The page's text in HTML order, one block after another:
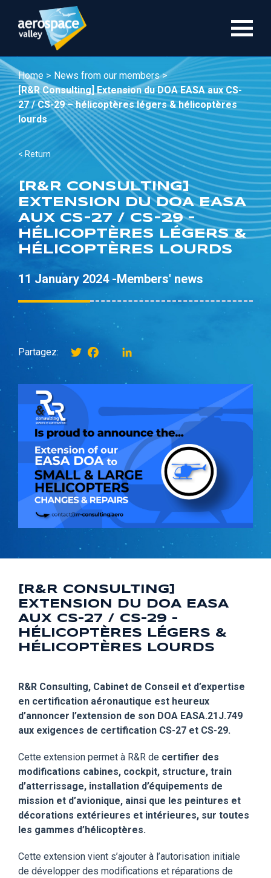
main
Home > News from our members >
[R&R Consulting] Extension du DOA EASA aux CS-
27 / CS-29 – hélicoptères légers & hélicoptères
lourds
< Return
[R&R CONSULTING]
EXTENSION DU DOA EASA
AUX CS-27 / CS-29 –
HÉLICOPTÈRES LÉGERS &
HÉLICOPTÈRES LOURDS
11 January 2024 -Members' news
Partagez: TwitterFacebookinstagram
[R&R CONSULTING]
EXTENSION DU DOA EASA
AUX CS-27 / CS-29 –
HÉLICOPTÈRES LÉGERS &
HÉLICOPTÈRES LOURDS
R&R Consulting, Cabinet de Conseil et d’expertise
en certification aéronautique est heureux
d’annoncer l’extension de son DOA EASA.21J.749
aux exigences de certification CS-27 et CS-29.
Cette extension permet à R&R de certifier des
modifications cabines, cockpit, structure, train
d’atterrissage, installation d’équipements de
mission et d’avionique, ainsi que les peintures et
décorations extérieures et intérieures, sur toutes
les gammes d’hélicoptères.
Cette extension vient s’ajouter à l’autorisation initiale
de développer des modifications et réparations de